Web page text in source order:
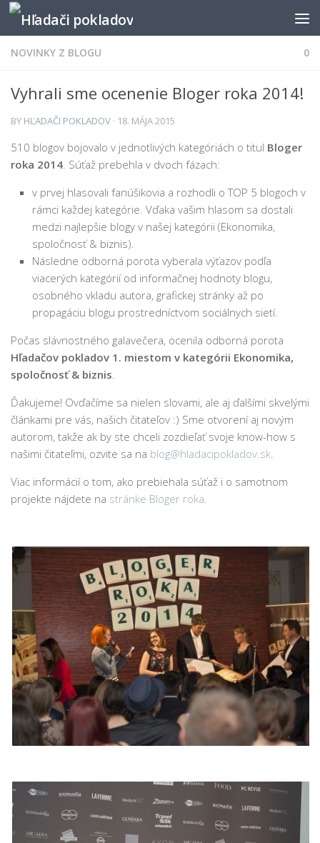
NOVINKY Z BLOGU 0
Vyhrali sme ocenenie Bloger roka 2014!
BY HĽADAČI POKLADOV · 18. MÁJA 2015
510 blogov bojovalo v jednotlivých kategóriách o titul Bloger
roka 2014. Súťaž prebehla v dvoch fázach:
v prvej hlasovali fanúšikovia a rozhodli o TOP 5 blogoch v
rámci každej kategórie. Vďaka vašim hlasom sa dostali
medzi najlepšie blogy v našej kategórii (Ekonomika,
spoločnosť & biznis).
Následne odborná porota vyberala výťazov podľa
viacerých kategórií od informačnej hodnoty blogu,
osobného vkladu autora, grafickej stránky až po
propagáciu blogu prostredníctvom sociálnych sietí.
Počas slávnostného galavečera, ocenila odborná porota
Hľadačov pokladov 1. miestom v kategórii Ekonomika,
spoločnosť & biznis.
Ďakujeme! Ovďačíme sa nielen slovami, ale aj ďalšími skvelými
článkami pre vás, našich čitateľov :) Sme otvorení aj novým
autorom, takže ak by ste chceli zozdieľať svoje know-how s
našimi čitateľmi, ozvite sa na blog@hladacipokladov.sk.
Viac informácií o tom, ako prebiehala súťaž i o samotnom
projekte nájdete na stránke Bloger roka.